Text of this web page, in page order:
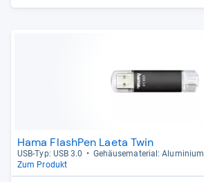
Hama FlashPen Laeta Twin
USB-​Typ: USB 3.0
Gehäu­se­ma­te­rial: Alu­mi­nium
Zum Produkt